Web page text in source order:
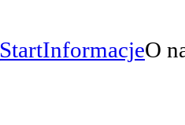
StartInformacjeO